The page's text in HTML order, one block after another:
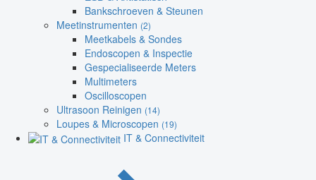
Bankschroeven & Steunen
Meetinstrumenten (2)
Meetkabels & Sondes
Endoscopen & Inspectie
Gespecialiseerde Meters
Multimeters
Oscilloscopen
Ultrasoon Reinigen (14)
Loupes & Microscopen (19)
IT & Connectiviteit